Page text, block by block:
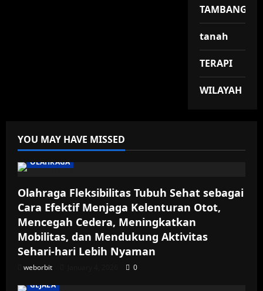
TAMBANG
tanah
TERAPI
WILAYAH
YOU MAY HAVE MISSED
OLAHRAGA
Olahraga Fleksibilitas Tubuh Sehat sebagai
Cara Efektif Menjaga Kelenturan Otot,
Mencegah Cedera, Meningkatkan
Mobilitas, dan Mendukung Aktivitas
Sehari-hari Lebih Nyaman
weborbit
0
GEJALA